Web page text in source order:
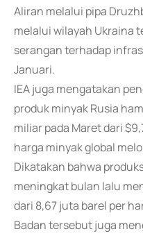
Aliran melalui pipa
melalui wilayah Ukraina
serangan terhadap
Januari.
IEA juga mengatakan
produk minyak Rusia
miliar pada Maret dari
harga minyak global
Dikatakan bahwa
meningkat bulan lalu
dari 8,67 juta barel per
Badan tersebut juga